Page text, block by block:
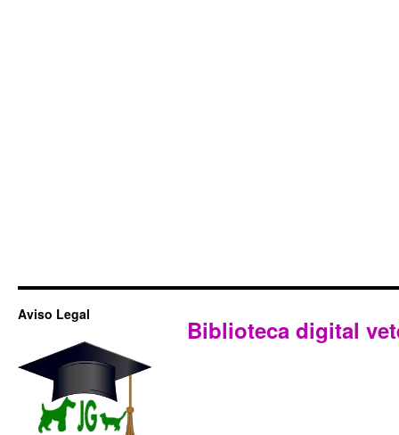
Aviso Legal
Biblioteca digital